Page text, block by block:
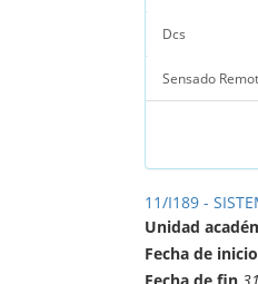
Dcs
Sensado
11/I189 -
Unidad
Fecha de inicio
Fecha de fin